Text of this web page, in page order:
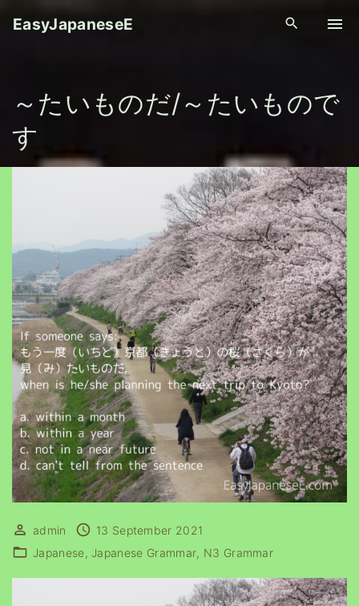
EasyJapaneseE
～たいものだ/～たいもので
す
admin
13 September 2021
Japanese Japanese Grammar N3 Grammar